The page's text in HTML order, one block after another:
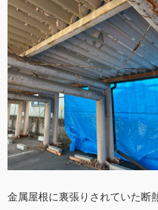
金属屋根に裏張りされていた断